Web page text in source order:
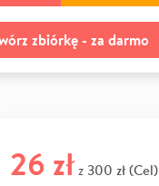
zbiórkę - za darmo
26 zł z 300 zł (Cel)